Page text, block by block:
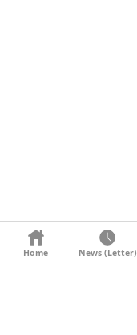
KONTAKT
Home News (Letter)